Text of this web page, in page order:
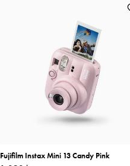
Fujifilm Instax Mini 13 Candy Pink